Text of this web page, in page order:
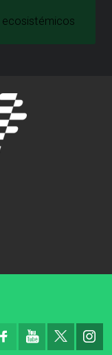
ecosistémicos